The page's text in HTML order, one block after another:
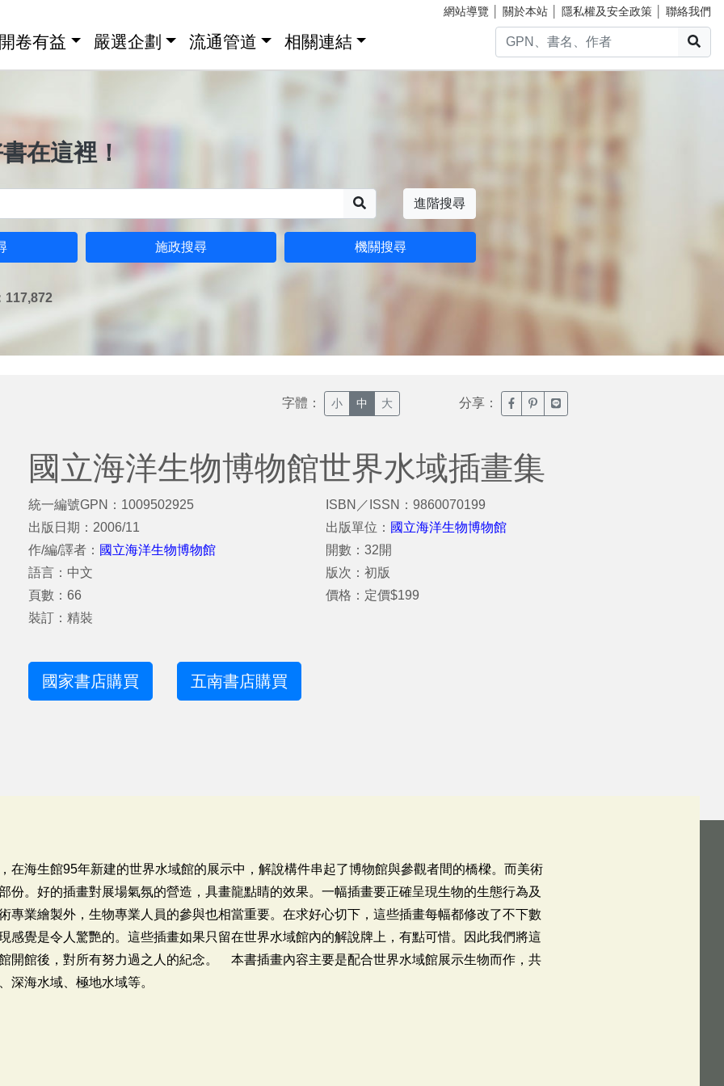
網站導覽 關於本站 隱私權及安全政策 聯絡我們
卷有益 嚴選企劃 流通管道 相關連結
在這裡！
進階搜尋
施政搜尋 機關搜尋
117,872
字體： 小 中 大 分享： 臉書分享(另開新視窗)
噗浪分享(另開新視窗)
Line分享(另開新視窗)
國立海洋生物博物館世界水域插畫集
統一編號GPN：1009502925
出版日期：2006/11
作/編/譯者： 國立海洋生物博物館
語言：中文
頁數：66
裝訂：精裝
ISBN／ISSN：9860070199
出版單位： 國立海洋生物博物館
開數：32開
版次：初版
價格：定價$199
國家書店購買 五南書店購買
在海生館95年新建的世界水域館的展示中，解說構件串起了博物館與參觀者間的橋樑。而美術
份。好的插畫對展場氣氛的營造，具畫龍點睛的效果。一幅插畫要正確呈現生物的生態行為及
專業繪製外，生物專業人員的參與也相當重要。在求好心切下，這些插畫每幅都修改了不下數
感覺是令人驚艷的。這些插畫如果只留在世界水域館內的解說牌上，有點可惜。因此我們將這
開館後，對所有努力過之人的紀念。 本書插畫內容主要是配合世界水域館展示生物而作，共
深海水域、極地水域等。